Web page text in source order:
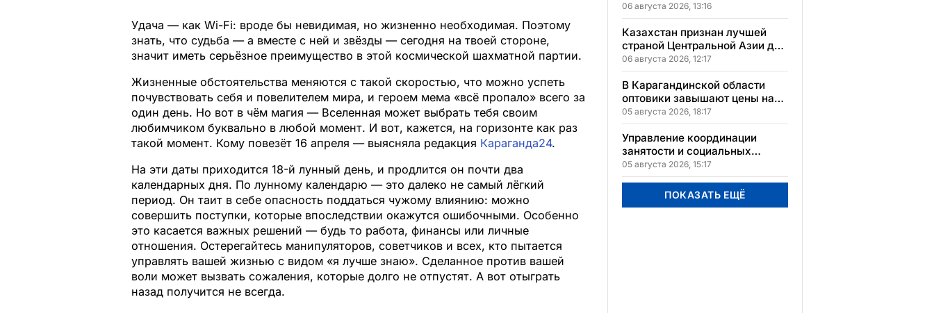
Удача — как Wi-Fi: вроде бы невидимая, но жизненно необходимая. Поэтому
знать, что судьба — а вместе с ней и звёзды — сегодня на твоей стороне,
значит иметь серьёзное преимущество в этой космической шахматной партии.
Жизненные обстоятельства меняются с такой скоростью, что можно успеть
почувствовать себя и повелителем мира, и героем мема «всё пропало» всего за
один день. Но вот в чём магия — Вселенная может выбрать тебя своим
любимчиком буквально в любой момент. И вот, кажется, на горизонте как раз
такой момент. Кому повезёт 16 апреля — выясняла редакция Караганда24.
На эти даты приходится 18-й лунный день, и продлится он почти два
календарных дня. По лунному календарю — это далеко не самый лёгкий
период. Он таит в себе опасность поддаться чужому влиянию: можно
совершить поступки, которые впоследствии окажутся ошибочными. Особенно
это касается важных решений — будь то работа, финансы или личные
отношения. Остерегайтесь манипуляторов, советчиков и всех, кто пытается
управлять вашей жизнью с видом «я лучше знаю». Сделанное против вашей
воли может вызвать сожаления, которые долго не отпустят. А вот отыграть
назад получится не всегда.
06 августа 2026, 13:16
Казахстан признан лучшей
страной Центральной Азии для
переезда
06 августа 2026, 12:17
В Карагандинской области
оптовики завышают цены на
продукты до 50%
05 августа 2026, 18:17
Управление координации
занятости и социальных
программ Карагандинской
области сменило место
расположения
05 августа 2026, 15:17
ПОКАЗАТЬ ЕЩЁ